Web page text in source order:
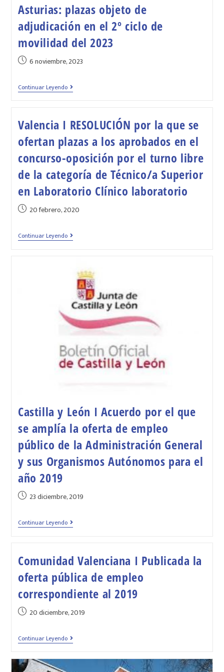
Asturias: plazas objeto de
adjudicación en el 2º ciclo de
movilidad del 2023
6 noviembre, 2023
Continuar Leyendo
Valencia I RESOLUCIÓN por la que se
ofertan plazas a los aprobados en el
concurso-oposición por el turno libre
de la categoría de Técnico/a Superior
en Laboratorio Clínico laboratorio
20 febrero, 2020
Continuar Leyendo
Castilla y León I Acuerdo por el que
se amplía la oferta de empleo
público de la Administración General
y sus Organismos Autónomos para el
año 2019
23 diciembre, 2019
Continuar Leyendo
Comunidad Valenciana I Publicada la
oferta pública de empleo
correspondiente al 2019
20 diciembre, 2019
Continuar Leyendo